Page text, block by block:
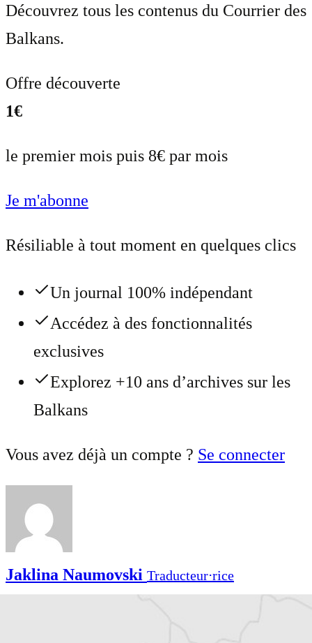
Découvrez tous les contenus du Courrier des
Balkans.
Offre découverte
1€
le premier mois puis 8€ par mois
Je m'abonne
Résiliable à tout moment en quelques clics
Un journal 100% indépendant
Accédez à des fonctionnalités
exclusives
Explorez +10 ans d’archives sur les
Balkans
Vous avez déjà un compte ? Se connecter
Jaklina Naumovski Traducteur⋅rice